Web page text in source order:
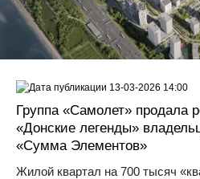
Группа «Самолет» продала
«Донские легенды»
«Сумма Элементов»
Жилой квартал на 700 тысяч
13-03-2026 14:00